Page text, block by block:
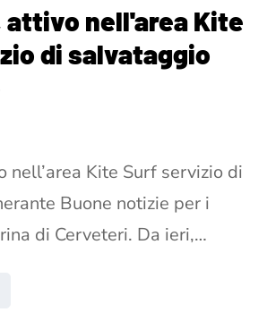
nell'area Kite
di salvataggio
nell’area Kite Surf servizio di
Buone notizie per i
di Cerveteri. Da ieri,…